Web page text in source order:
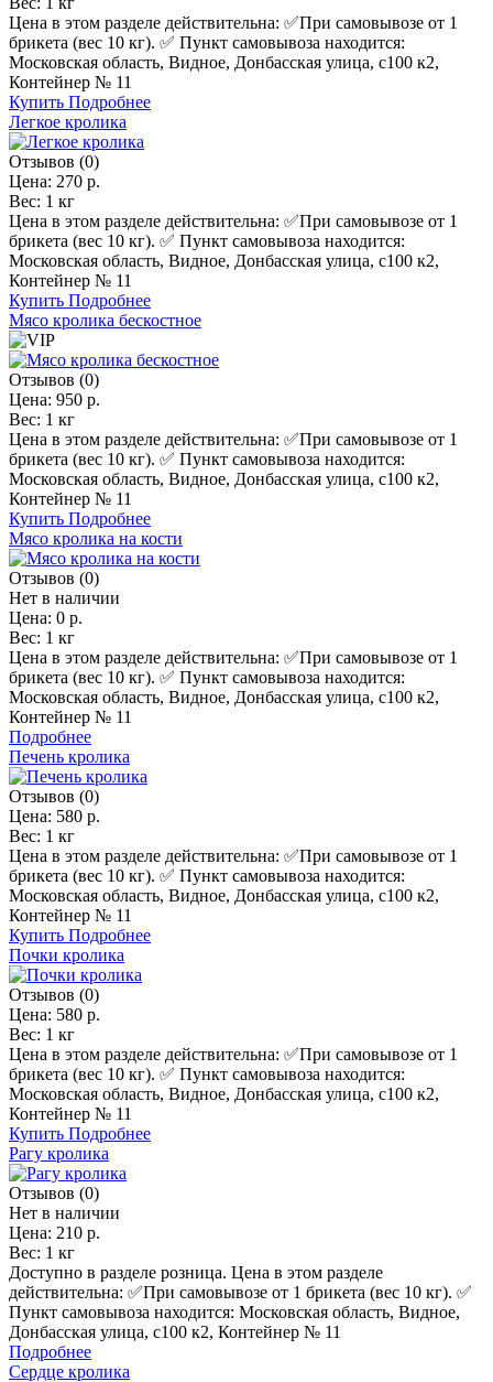
Цена в этом разделе действительна: ✅️При самовывозе от 1
брикета (вес 10 кг). ✅ Пункт самовывоза находится:
Московская область, Видное, Донбасская улица, с100 к2,
Контейнер № 11
Купить Подробнее
Легкое кролика
Отзывов (0)
Цена: 270 р.
Вес: 1 кг
Цена в этом разделе действительна: ✅️При самовывозе от 1
брикета (вес 10 кг). ✅ Пункт самовывоза находится:
Московская область, Видное, Донбасская улица, с100 к2,
Контейнер № 11
Купить Подробнее
Мясо кролика бескостное
Отзывов (0)
Цена: 950 р.
Вес: 1 кг
Цена в этом разделе действительна: ✅️При самовывозе от 1
брикета (вес 10 кг). ✅ Пункт самовывоза находится:
Московская область, Видное, Донбасская улица, с100 к2,
Контейнер № 11
Купить Подробнее
Мясо кролика на кости
Отзывов (0)
Нет в наличии
Цена: 0 р.
Вес: 1 кг
Цена в этом разделе действительна: ✅️При самовывозе от 1
брикета (вес 10 кг). ✅ Пункт самовывоза находится:
Московская область, Видное, Донбасская улица, с100 к2,
Контейнер № 11
Подробнее
Печень кролика
Отзывов (0)
Цена: 580 р.
Вес: 1 кг
Цена в этом разделе действительна: ✅️При самовывозе от 1
брикета (вес 10 кг). ✅ Пункт самовывоза находится:
Московская область, Видное, Донбасская улица, с100 к2,
Контейнер № 11
Купить Подробнее
Почки кролика
Отзывов (0)
Цена: 580 р.
Вес: 1 кг
Цена в этом разделе действительна: ✅️При самовывозе от 1
брикета (вес 10 кг). ✅ Пункт самовывоза находится:
Московская область, Видное, Донбасская улица, с100 к2,
Контейнер № 11
Купить Подробнее
Рагу кролика
Отзывов (0)
Нет в наличии
Цена: 210 р.
Вес: 1 кг
Доступно в разделе розница. Цена в этом разделе
действительна: ✅️При самовывозе от 1 брикета (вес 10 кг). ✅
Пункт самовывоза находится: Московская область, Видное,
Донбасская улица, с100 к2, Контейнер № 11
Подробнее
Сердце кролика